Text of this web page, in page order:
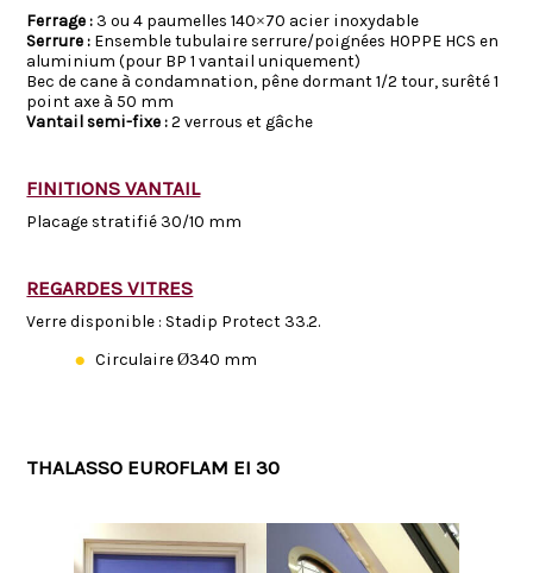
Ferrage : 3 ou 4 paumelles 140×70 acier inoxydable
Serrure : Ensemble tubulaire serrure/poignées HOPPE HCS en
aluminium (pour BP 1 vantail uniquement)
Bec de cane à condamnation, pêne dormant 1/2 tour, surêté 1
point axe à 50 mm
Vantail semi-fixe :2 verrous et gâche
FINITIONS VANTAIL
Placage stratifié 30/10 mm
REGARDES VITRES
Verre disponible : Stadip Protect 33.2.
Circulaire Ø340 mm
THALASSO EUROFLAM EI 30